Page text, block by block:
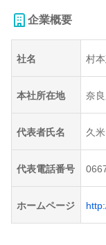
企業概要
社名 村
本社所在地 奈
代表者氏名 久
代表電話番号
ホームページ